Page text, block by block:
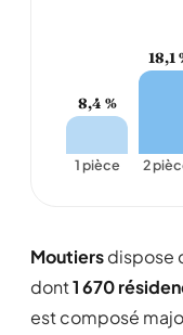
8,4 %
1 pièce
18,1
2
Moutiersdispose
dont1 670
est composé